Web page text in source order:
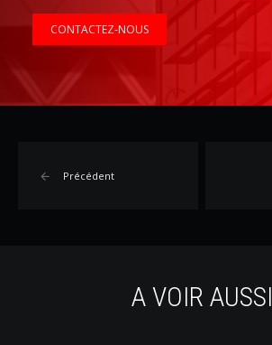
CONTACTEZ-NOUS
Précédent
A VOIR AUSSI